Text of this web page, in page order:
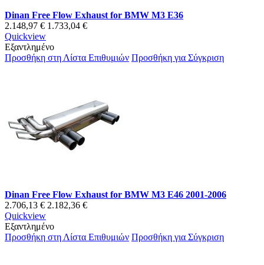
Dinan Free Flow Exhaust for BMW M3 E36
2.148,97 € 1.733,04 €
Quickview
Εξαντλημένο
Προσθήκη στη Λίστα Επιθυμιών Προσθήκη για Σύγκριση
Dinan Free Flow Exhaust for BMW M3 E46 2001-2006
2.706,13 € 2.182,36 €
Quickview
Εξαντλημένο
Προσθήκη στη Λίστα Επιθυμιών Προσθήκη για Σύγκριση